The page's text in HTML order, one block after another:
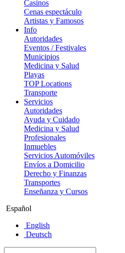
Casinos
Cenas espectáculo
Artistas y Famosos
Info
Autoridades
Eventos / Festivales
Municipios
Medicina y Salud
Playas
TOP Locations
Transporte
Servicios
Autoridades
Ayuda y Cuidado
Medicina y Salud
Profesionales
Inmuebles
Servicios Automóviles
Envíos a Domicilio
Derecho y Finanzas
Transportes
Enseñanza y Cursos
Español
English
Deutsch